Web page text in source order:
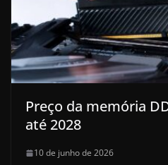
Preço da memória
até 2028
10 de junho de 2026